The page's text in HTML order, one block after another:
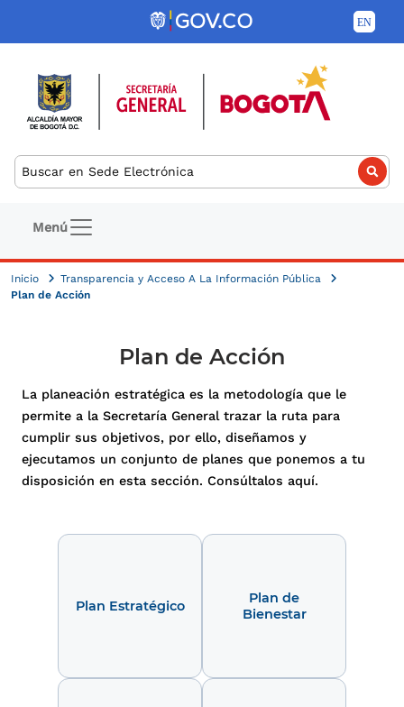
Pasar al contenido principal
Buscar
Navegación principal
Menú
Inicio
Transparencia y Acceso A La Información Pública
Plan de Acción
Plan de Acción
La planeación estratégica es la metodología que le
permite a la Secretaría General trazar la ruta para
cumplir sus objetivos, por ello, diseñamos y
ejecutamos un conjunto de planes que ponemos a tu
disposición en esta sección. Consúltalos aquí.
Plan Estratégico
Plan de
Bienestar